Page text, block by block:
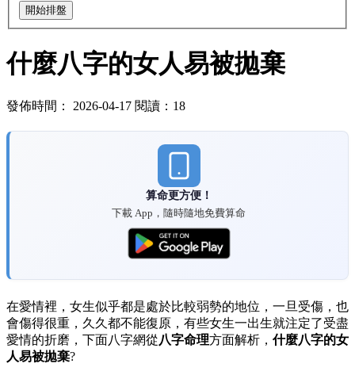
開始排盤
什麼八字的女人易被拋棄
發佈時間： 2026-04-17 閱讀：18
算命更方便！
下載 App，隨時隨地免費算命
在愛情裡，女生似乎都是處於比較弱勢的地位，一旦受傷，也
會傷得很重，久久都不能復原，有些女生一出生就注定了受盡
愛情的折磨，下面八字網從八字命理方面解析， 什麼八字的女
人易被拋棄?